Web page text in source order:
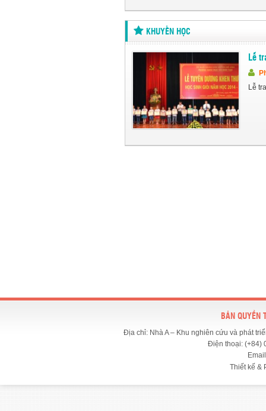
KHUYẾN HỌC
Lễ
Lễ
BẢN QUYỀN
Địa chỉ: Nhà A – Khu nghiên cứu và phát
Điện thoại: (+84)
Thiết kế &